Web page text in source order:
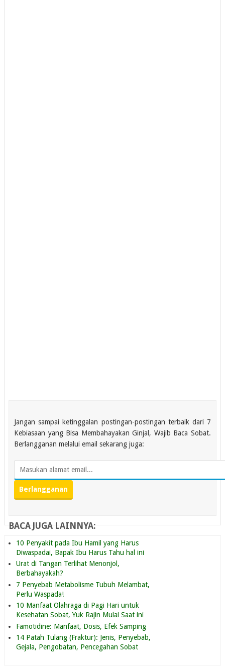
Jangan sampai ketinggalan postingan-postingan terbaik dari 7
Kebiasaan yang Bisa Membahayakan Ginjal, Wajib Baca Sobat.
Berlangganan melalui email sekarang juga:
BACA JUGA LAINNYA:
10 Penyakit pada Ibu Hamil yang Harus
Diwaspadai, Bapak Ibu Harus Tahu hal ini
Urat di Tangan Terlihat Menonjol,
Berbahayakah?
7 Penyebab Metabolisme Tubuh Melambat,
Perlu Waspada!
10 Manfaat Olahraga di Pagi Hari untuk
Kesehatan Sobat, Yuk Rajin Mulai Saat ini
Famotidine: Manfaat, Dosis, Efek Samping
14 Patah Tulang (Fraktur): Jenis, Penyebab,
Gejala, Pengobatan, Pencegahan Sobat